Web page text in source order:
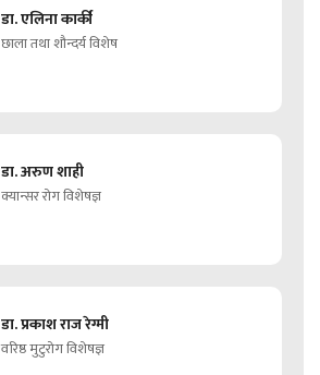
डा. एलिना कार्की
छाला तथा शौन्दर्य विशेष
डा. अरुण शाही
क्यान्सर रोग विशेषज्ञ
डा. प्रकाश राज रेग्मी
वरिष्ठ मुटुरोग विशेषज्ञ